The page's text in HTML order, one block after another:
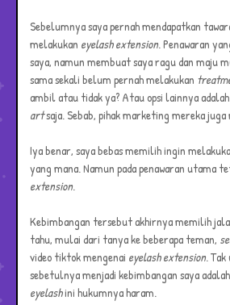
Sebelumnya saya pernah mendapatkan
melakukan eyelash extension. Penawaran
saya, namun membuat saya ragu dan maju
sama sekali belum pernah melakukan
ambil atau tidak ya? Atau opsi lainnya
artsaja. Sebab, pihak marketing mereka
Iya benar, saya bebas memilih ingin
yang mana. Namun pada penawaran utama
extension.
Kebimbangan tersebut akhirnya memilih
tahu, mulai dari tanya ke beberapa teman,
video tiktok mengenai eyelash extension.
sebetulnya menjadi kebimbangan saya
eyelashini hukumnya haram.